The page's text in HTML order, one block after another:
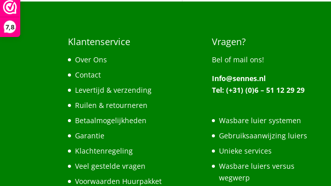
7,8
Klantenservice
Over Ons
Contact
Levertijd & verzending
Ruilen & retourneren
Betaalmogelijkheden
Garantie
Klachtenregeling
Veel gestelde vragen
Voorwaarden Huurpakket
Vragen?
Bel of mail ons!
Info@sennes.nl
Tel: (+31) (0)6 – 51 12 29 29
Wasbare luier systemen
Gebruiksaanwijzing luiers
Unieke services
Wasbare luiers versus
wegwerp